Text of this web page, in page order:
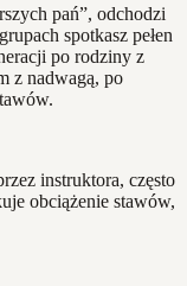
pań”, odchodzi
spotkasz pełen
po rodziny z
z nadwagą, po
instruktora, często
obciążenie stawów,